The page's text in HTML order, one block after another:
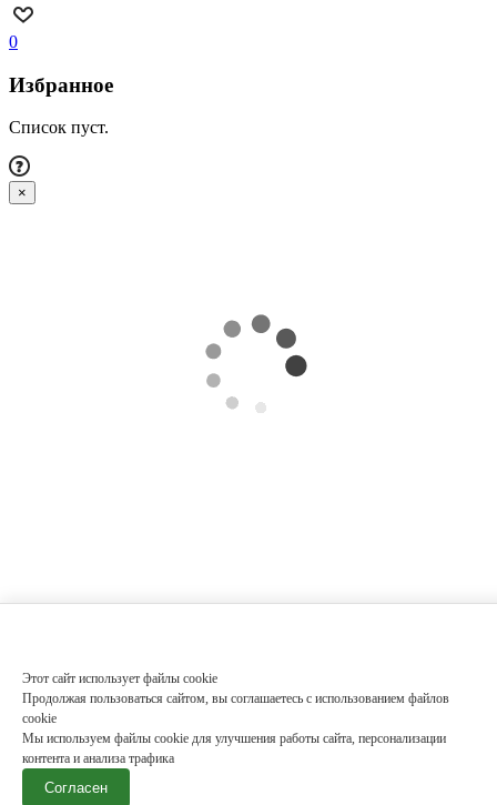
Этот сайт использует файлы cookie
Продолжая пользоваться сайтом, вы соглашаетесь с использованием файлов
cookie
Мы используем файлы cookie для улучшения работы сайта, персонализации
контента и анализа трафика
Согласен
0
Избранное
Список пуст.
×